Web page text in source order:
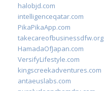
halobjd.com
intelligenceqatar.com
PikaPikaApp.com
takecareofbusinessdfw.org
HamadaOfJapan.com
VersifyLifestyle.com
kingscreekadventures.com
antaeuslabs.com